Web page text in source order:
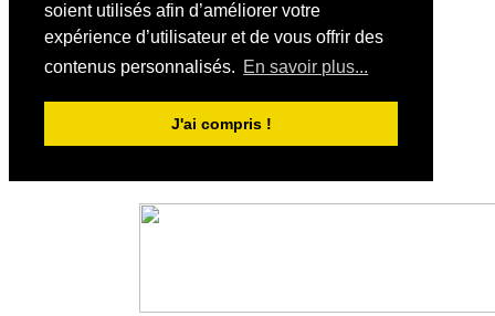
soient utilisés afin d’améliorer votre
expérience d’utilisateur et de vous offrir des
contenus personnalisés. En savoir plus...
J'ai compris !